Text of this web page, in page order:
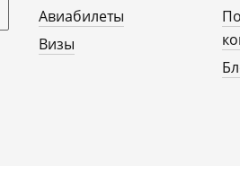
Авиабилеты
Визы